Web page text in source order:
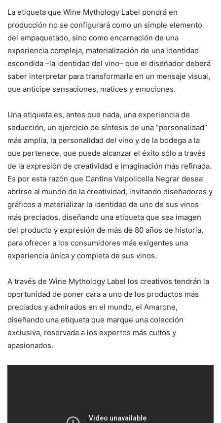
La etiqueta que Wine Mythology Label pondrá en
producción no se configurará como un simple elemento
del empaquetado, sino como encarnación de una
experiencia compleja, materialización de una identidad
escondida –la identidad del vino– que el diseñador deberá
saber interpretar para transformarla en un mensaje visual,
que anticipe sensaciones, matices y emociones.
Una etiqueta es, antes que nada, una experiencia de
seducción, un ejercicio de síntesis de una “personalidad”
más amplia, la personalidad del vino y de la bodega a la
que pertenece, que puede alcanzar el éxito sólo a través
de la expresión de creatividad e imaginación más refinada.
Es por esta razón que Cantina Valpolicella Negrar desea
abrirse al mundo de la creatividad, invitando diseñadores y
gráficos a materializar la identidad de uno de sus vinos
más preciados, diseñando una etiqueta que sea imagen
del producto y expresión de más de 80 años de historia,
para ofrecer a los consumidores más exigentes una
experiencia única y completa de sus vinos.
A través de Wine Mythology Label los creativos tendrán la
oportunidad de poner cara a uno de los productos más
preciados y admirados en el mundo, el Amarone,
diseñando una etiqueta que marque una colección
exclusiva, reservada a los expertos más cultos y
apasionados.